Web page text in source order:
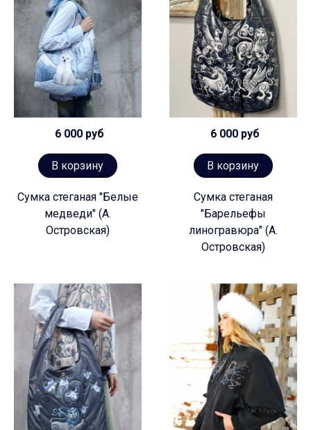
6 000 руб
В корзину
Сумка стеганая "Белые
медведи" (А.
Островская)
6 000 руб
В корзину
Сумка стеганая
"Барельефы
линогравюра" (А.
Островская)